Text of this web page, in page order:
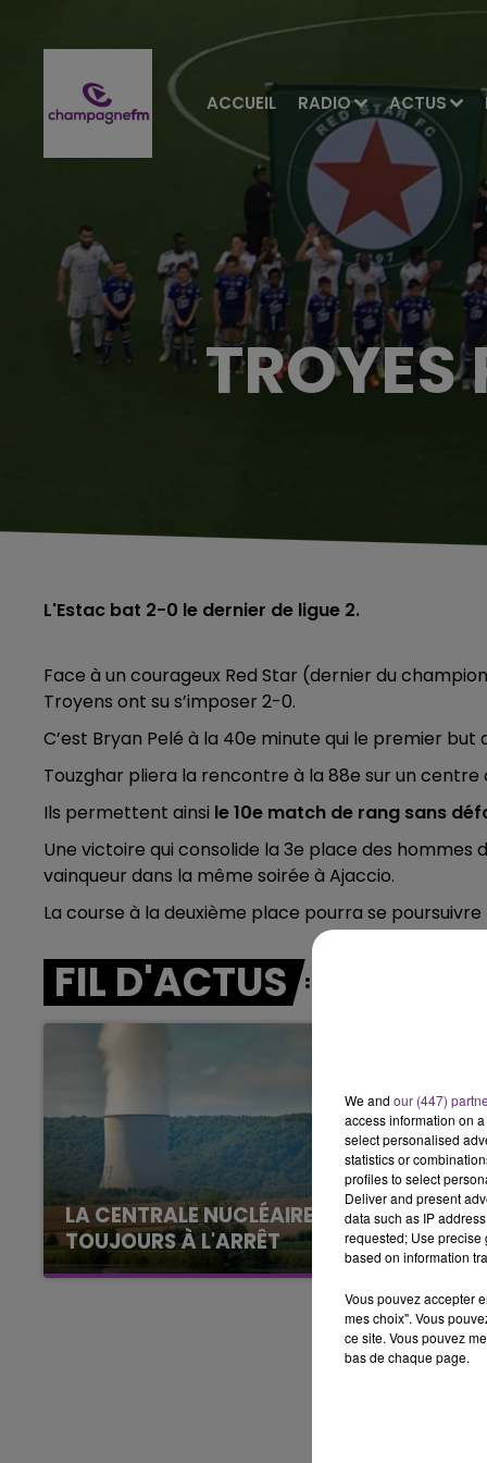
ACCUEIL RADIO ACTUS
7h00 - 11h00
BEST OF
TROYES
L'Estac bat 2-0 le dernier de ligue 2.
Face à un courageux Red Star (dernier du
Troyens ont su s’imposer 2-0.
C’est Bryan Pelé à la 40e minute qui le premier
Touzghar pliera la rencontre à la 88e sur un centre
Ils permettent ainsi le 10e match de rang sans
Une victoire qui consolide la 3e place des hommes
vainqueur dans la même soirée à Ajaccio.
La course à la deuxième place pourra se
FIL D'ACTUS
LA CENTRALE NUCLÉAIRE DE CHOOZ
TOUJOURS À L'ARRÊT
Cela fait déjà une semaine que la centrale
nucléaire ardennaise est à l'arrêt. Une situation
justifiée par la sécheresse intense qui est
We and our (447)
access information on
select personalised
statistics or
profiles to select
Deliver and present
data such as IP
requested; Use precise
based on information
Vous pouvez accepter
mes choix". Vous
ce site. Vous pouvez
bas de chaque page.